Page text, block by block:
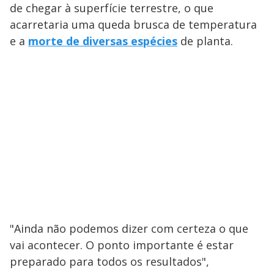
de chegar à superfície terrestre, o que
acarretaria uma queda brusca de temperatura
e a morte de diversas espécies de planta.
"Ainda não podemos dizer com certeza o que
vai acontecer. O ponto importante é estar
preparado para todos os resultados",